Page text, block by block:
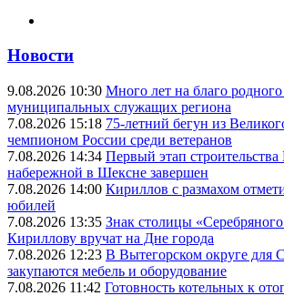
Новости
9.08.2026 10:30 Много лет на благо
муниципальных служащих региона
7.08.2026 15:18 75-летний бегун из
чемпионом России среди ветеранов
7.08.2026 14:34 Первый этап строительства
набережной в Шексне завершен
7.08.2026 14:00 Кириллов с размахом
юбилей
7.08.2026 13:35 Знак столицы
Кириллову вручат на Дне города
7.08.2026 12:23 В Вытегорском округе для
закупаются мебель и оборудование
7.08.2026 11:42 Готовность котельных к